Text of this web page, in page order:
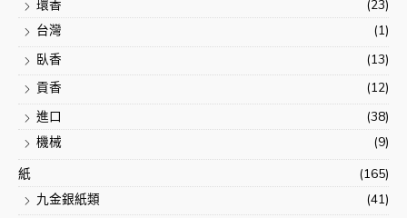
環香
(23)
台灣
(1)
臥香
(13)
貢香
(12)
進口
(38)
機械
(9)
紙
(165)
九金銀紙類
(41)